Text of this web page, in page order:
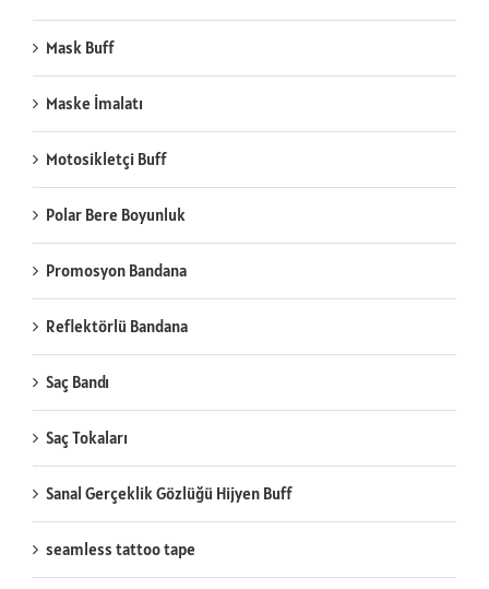
Mask Buff
Maske İmalatı
Motosikletçi Buff
Polar Bere Boyunluk
Promosyon Bandana
Reflektörlü Bandana
Saç Bandı
Saç Tokaları
Sanal Gerçeklik Gözlüğü Hijyen Buff
seamless tattoo tape